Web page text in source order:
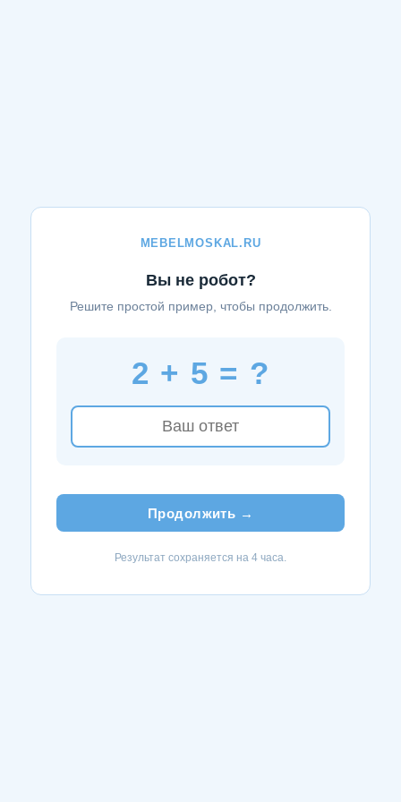
MEBELMOSKAL.RU
Вы не робот?
Решите простой пример, чтобы продолжить.
2 + 5 = ?
Продолжить →
Результат сохраняется на 4 часа.